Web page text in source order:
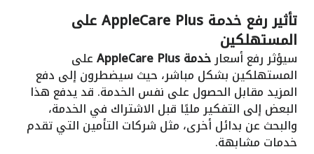
تأثير رفع خدمة AppleCare Plus على
المستهلكين
سيؤثر رفع أسعارخدمة AppleCare Plus على
المستهلكين بشكل مباشر، حيث سيضطرون إلى دفع
المزيد مقابل الحصول على نفس الخدمة. قد يدفع هذا
البعض إلى التفكير مليًا قبل الاشتراك في الخدمة،
والبحث عن بدائل أخرى، مثل شركات التأمين التي تقدم
خدمات مشابهة.